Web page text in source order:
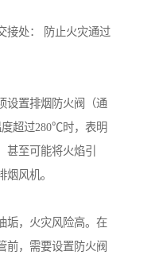
处： 防止火灾通过
置排烟防火阀（通
超过280℃时，表明
甚至可能将火焰引
风机。
，火灾风险高。在
前，需要设置防火阀